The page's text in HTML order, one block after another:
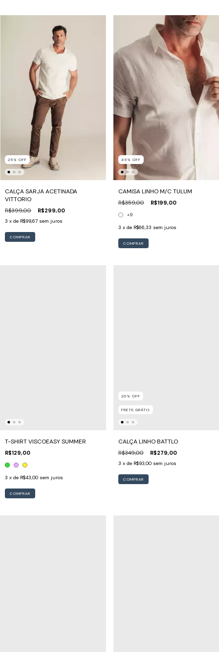
25 % OFF
CALÇA SARJA ACETINADA
VITTORIO
R$399,00 R$299,00
3 x de R$99,67 sem juros
COMPRAR
45 % OFF
CAMISA LINHO M/C TULUM
R$359,00 R$199,00
+9
3 x de R$66,33 sem juros
COMPRAR
T-SHIRT VISCOEASY SUMMER
R$129,00
3 x de R$43,00 sem juros
COMPRAR
20 % OFF
FRETE GRÁTIS
CALÇA LINHO BATTLO
R$349,00 R$279,00
3 x de R$93,00 sem juros
COMPRAR